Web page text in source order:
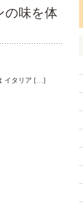
の味を体
イタリア […]